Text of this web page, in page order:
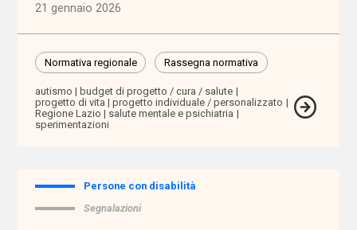
accertamento
certificazione
accessibilità
servizi
21 gennaio 2026
Normativa regionale Rassegna normativa
autismo
budget di progetto / cura / salute
progetto di vita
progetto individuale / personalizzato
Regione Lazio
salute mentale e psichiatria
sperimentazioni
Persone con disabilità
Segnalazioni